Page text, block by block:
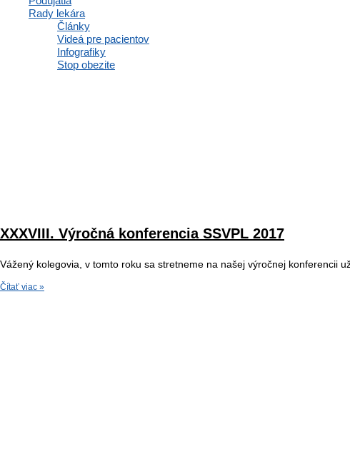
Rady lekára
Články
Videá pre pacientov
Infografiky
Stop obezite
XXXVIII. Výročná konferencia SSVPL 2017
Vážený kolegovia, v tomto roku sa stretneme na našej výročnej konferencii
Čítať viac »